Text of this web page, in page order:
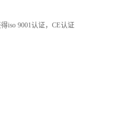
iso 9001认证，CE认证